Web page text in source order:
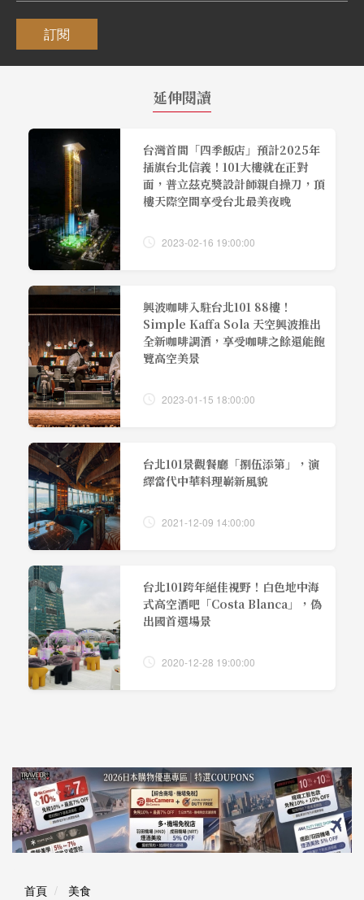
訂閱
延伸閱讀
台灣首間「四季飯店」預計2025年
插旗台北信義！101大樓就在正對
面，普立茲克獎設計師親自操刀，頂
樓天際空間享受台北最美夜晚
2023-02-16 19:00:00
興波咖啡入駐台北101 88樓！
Simple Kaffa Sola 天空興波推出
全新咖啡調酒，享受咖啡之餘還能飽
覽高空美景
2023-01-15 18:00:00
台北101景觀餐廳「捌伍添第」，演
繹當代中華料理嶄新風貌
2021-12-09 14:00:00
台北101跨年絕佳視野！白色地中海
式高空酒吧「Costa Blanca」，偽
出國首選場景
2020-12-28 19:00:00
首頁
美食